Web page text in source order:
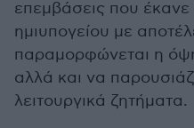
επεμβάσεις που έκανε
ημιυπογείου με
παραμορφώνεται η
αλλά και να
λειτουργικά ζητήματα.